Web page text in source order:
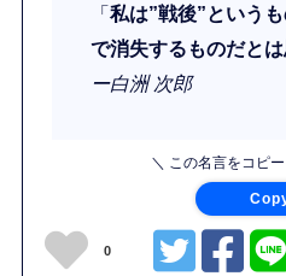
「私は”戦後”という
で消失するものだと
ー白洲 次郎
＼ この名言をコピ
0